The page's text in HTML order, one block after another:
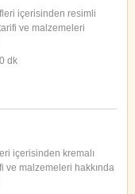
içerisinden resimli
ve malzemeleri
dk
içerisinden kremalı
ve malzemeleri hakkında
tarifidir.